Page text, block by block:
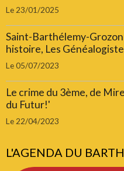
Le 23/01/2025
Saint-Barthélemy-
histoire, Les
Le 05/07/2023
Le crime du 3ème, de
du Futur!'
Le 22/04/2023
L'AGENDA DU